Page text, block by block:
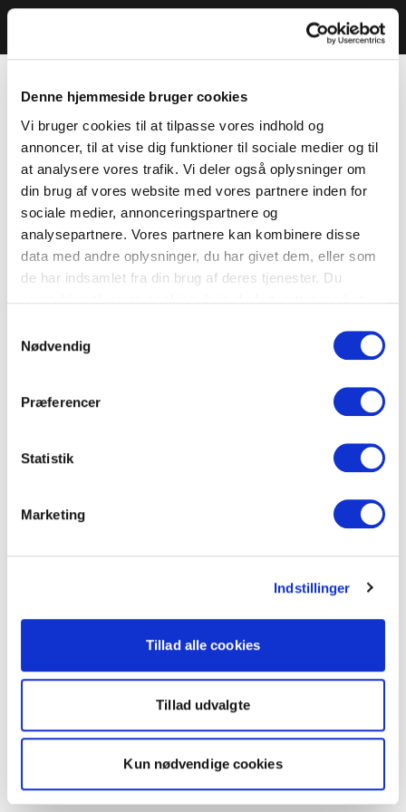
Denne hjemmeside bruger cookies
Vi bruger cookies til at tilpasse vores indhold og
annoncer, til at vise dig funktioner til sociale medier og til
at analysere vores trafik. Vi deler også oplysninger om
din brug af vores website med vores partnere inden for
sociale medier, annonceringspartnere og
analysepartnere. Vores partnere kan kombinere disse
data med andre oplysninger, du har givet dem, eller som
de har indsamlet fra din brug af deres tjenester. Du
Nødvendig
Præferencer
Statistik
Marketing
Indstillinger
Tillad alle cookies
Tillad udvalgte
Kun nødvendige cookies